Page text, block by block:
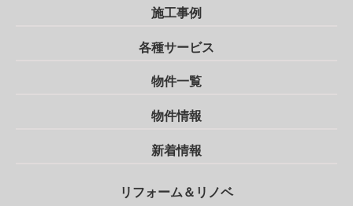
施工事例
各種サービス
物件一覧
物件情報
新着情報
リフォーム＆リノベ